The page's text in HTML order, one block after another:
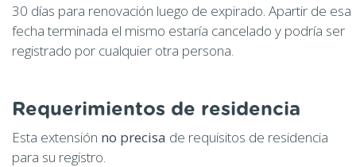
30 días para renovación luego de expirado. Apartir de esa
fecha terminada el mismo estaría cancelado y podría ser
registrado por cualquier otra persona.
Requerimientos de residencia
Esta extensión no precisa de requisitos de residencia
para su registro.